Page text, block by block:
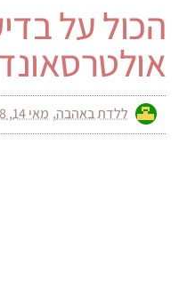
הכול על
ללדת באהבה מאי 14, 2018